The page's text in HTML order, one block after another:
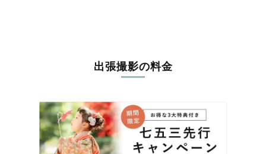
ィを身につけたプロのカメラマンが全国47都道府県に在籍してい
ます。創業10年のノウハウを活かし、思い出に残る素敵な撮影体
丁寧なレタッチで思い出を美しく仕上げます
撮影後は、独自の編集技術で写真の明るさや色合いを丁寧に調
整。自然な雰囲気を残しつつも、おしゃれで洗練された仕上がり
出張撮影の料金